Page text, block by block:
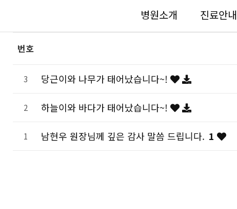
병원소개 진료안내
번호
3 당근이와 나무가 태어났습니다~!
2 하늘이와 바다가 태어났습니다~!
1 남현우 원장님께 깊은 감사 말씀 드립니다. 1